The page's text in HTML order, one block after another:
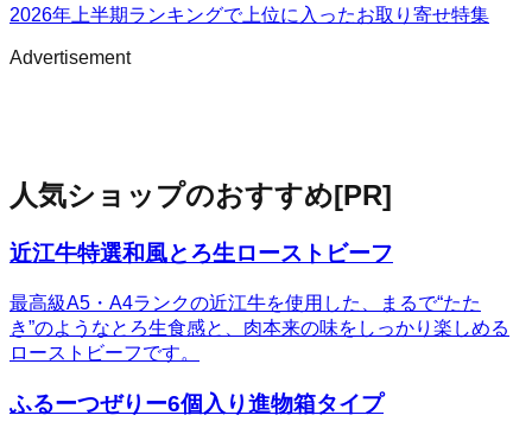
2026年上半期ランキングで上位に入ったお取り寄せ特集
Advertisement
人気ショップのおすすめ[PR]
近江牛特選和風とろ生ローストビーフ
最高級A5・A4ランクの近江牛を使用した、まるで“たた
き”のようなとろ生食感と、肉本来の味をしっかり楽しめる
ローストビーフです。
ふるーつぜりー6個入り進物箱タイプ